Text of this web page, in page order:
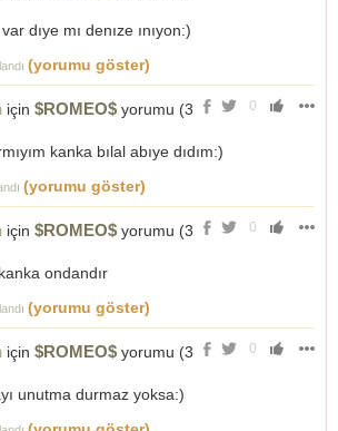
dıye mı denıze ınıyon:)
(yorumu göster)
0
için $ROMEO$ yorumu (3
kanka bılal abıye dıdım:)
(yorumu göster)
0
için $ROMEO$ yorumu (3
ondandır
(yorumu göster)
0
için $ROMEO$ yorumu (3
unutma durmaz yoksa:)